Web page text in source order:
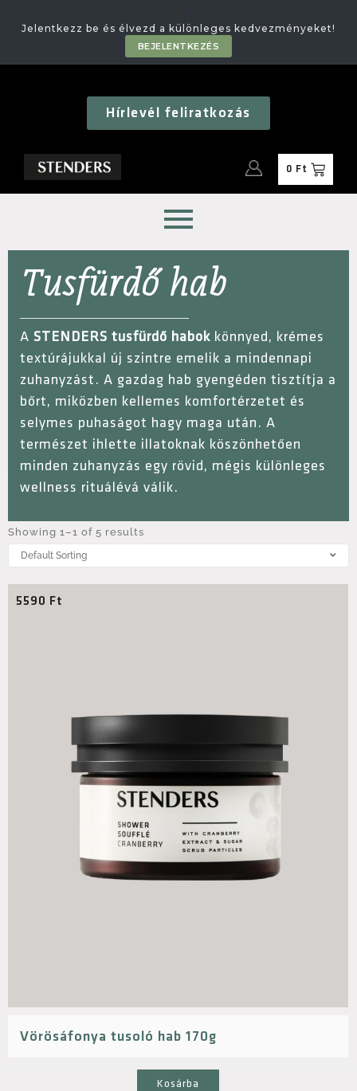
Jelentkezz be és élvezd a különleges kedvezményeket!
BEJELENTKEZÉS
Hírlevél feliratkozás
0 Ft
Tusfürdő hab
A STENDERS tusfürdő habok könnyed, krémes
textúrájukkal új szintre emelik a mindennapi
zuhanyzást. A gazdag hab gyengéden tisztítja a
bőrt, miközben kellemes komfortérzetet és
selymes puhaságot hagy maga után. A
természet ihlette illatoknak köszönhetően
minden zuhanyzás egy rövid, mégis különleges
wellness rituálévá válik.
Showing 1–1 of 5 results
5590 Ft
Vörösáfonya tusoló hab 170g
Kosárba